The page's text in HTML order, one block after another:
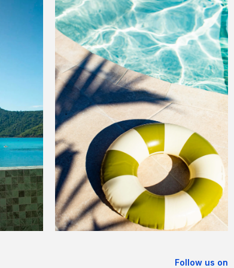
Follow us on